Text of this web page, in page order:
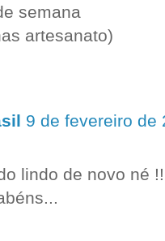
semana
artesanato)
9 de fevereiro de
lindo de novo né